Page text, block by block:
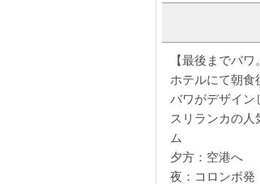
【最後までバ
ホテルにて朝食
バワがデザイン
スリランカの
ム
夕方：空港へ
夜：コロンボ発